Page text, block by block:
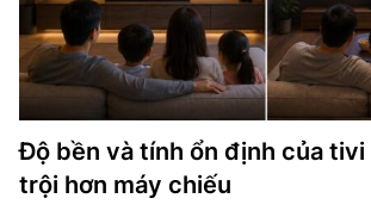
Độ bền và tính ổn định của
trội hơn máy chiếu